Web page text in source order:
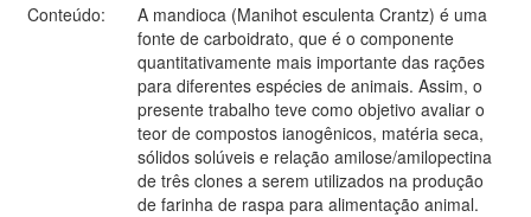
Conteúdo:
A mandioca (Manihot esculenta Crantz) é uma
fonte de carboidrato, que é o componente
quantitativamente mais importante das rações
para diferentes espécies de animais. Assim, o
presente trabalho teve como objetivo avaliar o
teor de compostos ianogênicos, matéria seca,
sólidos solúveis e relação amilose/amilopectina
de três clones a serem utilizados na produção
de farinha de raspa para alimentação animal.